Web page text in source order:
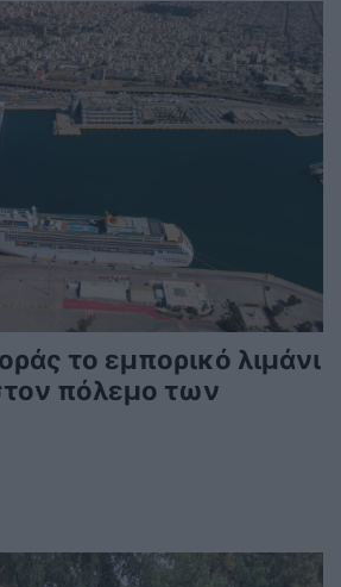
το εμπορικό λιμάνι
πόλεμο των